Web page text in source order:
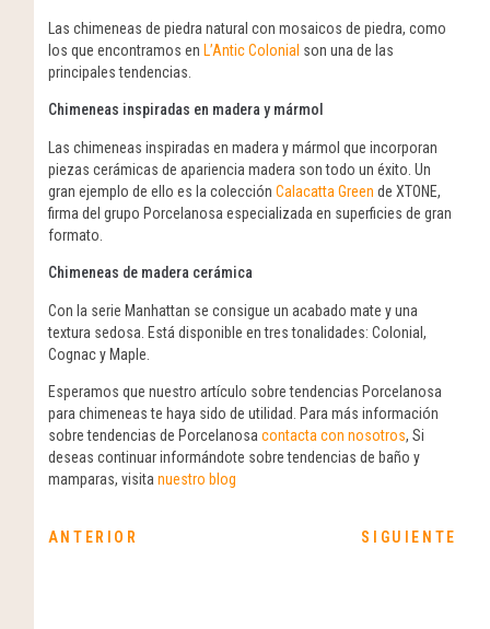
Las chimeneas de piedra natural con mosaicos de piedra, como
los que encontramos en L’Antic Colonial son una de las
principales tendencias.
Chimeneas inspiradas en madera y mármol
Las chimeneas inspiradas en madera y mármol que incorporan
piezas cerámicas de apariencia madera son todo un éxito. Un
gran ejemplo de ello es la colección Calacatta Green de XTONE,
firma del grupo Porcelanosa especializada en superficies de gran
formato.
Chimeneas de madera cerámica
Con la serie Manhattan se consigue un acabado mate y una
textura sedosa. Está disponible en tres tonalidades: Colonial,
Cognac y Maple.
Esperamos que nuestro artículo sobre tendencias Porcelanosa
para chimeneas te haya sido de utilidad. Para más información
sobre tendencias de Porcelanosa contacta con nosotros, Si
deseas continuar informándote sobre tendencias de baño y
mamparas, visita nuestro blog
ANTERIOR SIGUIENTE